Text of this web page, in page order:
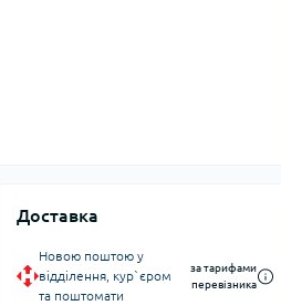
Доставка
Новою поштою у
відділення, кур`єром
та поштомати
за тарифами
перевізника